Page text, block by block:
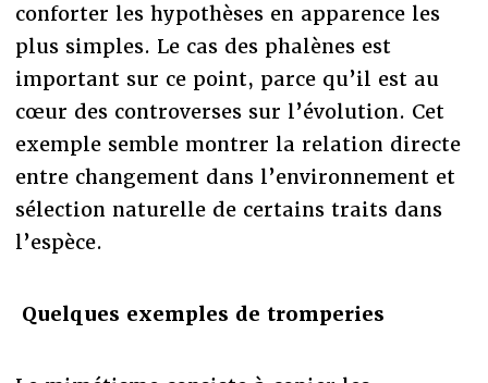
conforter les hypothèses en apparence les
plus simples. Le cas des phalènes est
important sur ce point, parce qu’il est au
cœur des controverses sur l’évolution. Cet
exemple semble montrer la relation directe
entre changement dans l’environnement et
sélection naturelle de certains traits dans
l’espèce.
Quelques exemples de tromperies